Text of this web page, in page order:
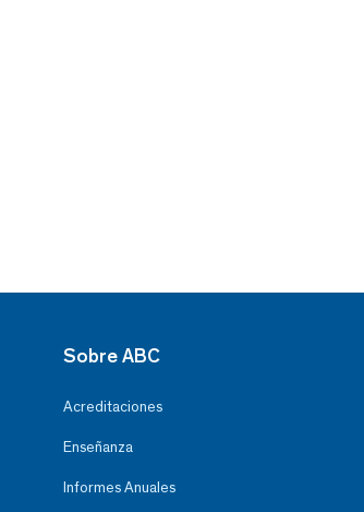
Sobre ABC
Acreditaciones
Enseñanza
Informes Anuales